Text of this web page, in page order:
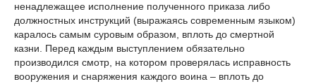
ненадлежащее исполнение полученного приказа либо
должностных инструкций (выражаясь современным языком)
каралось самым суровым образом, вплоть до смертной
казни. Перед каждым выступлением обязательно
производился смотр, на котором проверялась исправность
вооружения и снаряжения каждого воина – вплоть до